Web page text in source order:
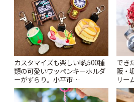
カスタマイズも楽しい!約500種
類の可愛いワッペンキーホルダ
ーがずらり。小平市
「Kimamaya T&K」 | ことりっ
ぷ
でき
阪・
リー
りっ